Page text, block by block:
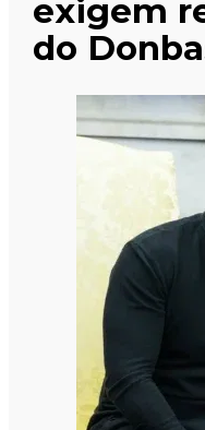
exigem
do